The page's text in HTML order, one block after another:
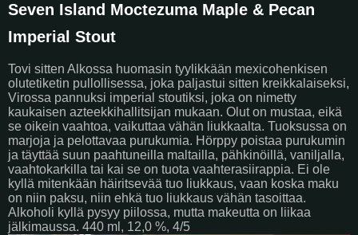
Seven Island Moctezuma Maple & Pecan
Imperial Stout
Tovi sitten Alkossa huomasin tyylikkään mexicohenkisen
olutetiketin pullollisessa, joka paljastui sitten kreikkalaiseksi,
Virossa pannuksi imperial stoutiksi, joka on nimetty
kaukaisen azteekkihallitsijan mukaan. Olut on mustaa, eikä
se oikein vaahtoa, vaikuttaa vähän liukkaalta. Tuoksussa on
marjoja ja pelottavaa purukumia. Hörppy poistaa purukumin
ja täyttää suun paahtuneilla maltailla, pähkinöillä, vaniljalla,
vaahtokarkilla tai kai se on tuota vaahterasiirappia. Ei ole
kyllä mitenkään häiritsevää tuo liukkaus, vaan koska maku
on niin paksu, niin ehkä tuo liukkaus vähän tasoittaa.
Alkoholi kyllä pysyy piilossa, mutta makeutta on liikaa
jälkimaussa. 440 ml, 12,0 %, 4/5